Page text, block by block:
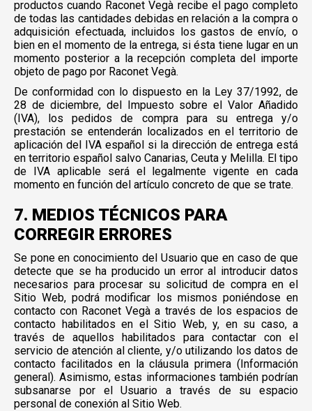
productos cuando Raconet Vegà recibe el pago completo
de todas las cantidades debidas en relación a la compra o
adquisición efectuada, incluidos los gastos de envío, o
bien en el momento de la entrega, si ésta tiene lugar en un
momento posterior a la recepción completa del importe
objeto de pago por Raconet Vegà.
De conformidad con lo dispuesto en la Ley 37/1992, de
28 de diciembre, del Impuesto sobre el Valor Añadido
(IVA), los pedidos de compra para su entrega y/o
prestación se entenderán localizados en el territorio de
aplicación del IVA español si la dirección de entrega está
en territorio español salvo Canarias, Ceuta y Melilla. El tipo
de IVA aplicable será el legalmente vigente en cada
momento en función del artículo concreto de que se trate.
7. MEDIOS TÉCNICOS PARA
CORREGIR ERRORES
Se pone en conocimiento del Usuario que en caso de que
detecte que se ha producido un error al introducir datos
necesarios para procesar su solicitud de compra en el
Sitio Web, podrá modificar los mismos poniéndose en
contacto con Raconet Vegà a través de los espacios de
contacto habilitados en el Sitio Web, y, en su caso, a
través de aquellos habilitados para contactar con el
servicio de atención al cliente, y/o utilizando los datos de
contacto facilitados en la cláusula primera (Información
general). Asimismo, estas informaciones también podrían
subsanarse por el Usuario a través de su espacio
personal de conexión al Sitio Web.